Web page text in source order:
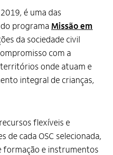
é uma das
programa Missão em
da sociedade civil
com a
onde atuam e
integral de crianças,
flexíveis e
de cada OSC selecionada,
formação e instrumentos